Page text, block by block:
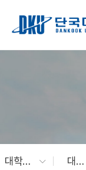
대학소개 대학현황